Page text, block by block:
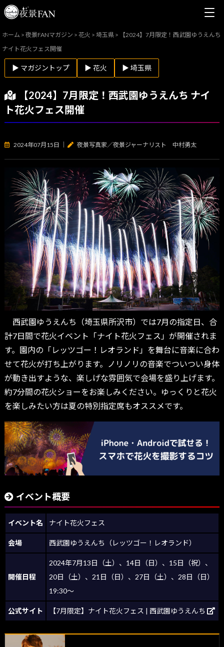
ホーム >夜景FANマガジン >花火 >埼玉県 >
【2024】7月限定！西武園ゆうえんち
ナイト花火フェス開催
▶ マガジントップ ▶ 花火 ▶ 埼玉県
【2024】7月限定！西武園ゆうえんち ナイ
ト花火フェス開催
2024年07月15日 夜景写真家／夜景ジャーナリスト 中村勇太
西武園ゆうえんち（埼玉県所沢市）では7月の指定日、合
計7日間で花火イベント「ナイト花火フェス」が開催されま
す。園内の「レッツゴー！レオランド」を舞台に音楽に合わ
せて花火が打ち上がります。ノリノリの音楽でついつい身体
が動き出すような、楽しげな雰囲気で会場を盛り上げます。
約7分間の花火ショーをお楽しみください。ゆっくりと花火
を楽しみたい方は夏の特別指定席もオススメです。
イベント概要
イベント名 ナイト花火フェス
会場 西武園ゆうえんち（レッツゴー！レオランド）
開催日程
2024年7月13日（土）、14日（日）、15日（祝）、
20日（土）、21日（日）、27日（土）、28日（日）
19:30～
公式サイト 【7月限定】ナイト花火フェス | 西武園ゆうえんち